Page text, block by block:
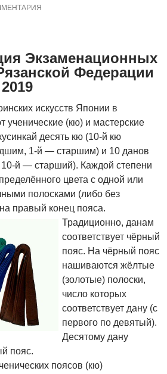
Экзаменационных
Федерации
искусств Японии в
ученические (кю) и мастерские
десять кю (10-й кю
1-й — старшим) и 10 данов
й — старший). Каждой степени
цвета с одной или
полосками (либо без
правый конец пояса.
Традиционно, данам
соответствует чёрный
пояс. На чёрный пояс
нашиваются жёлтые
(золотые) полоски,
число которых
соответствует дану (с
первого по девятый).
Десятому дану
пояс.
поясов (кю)